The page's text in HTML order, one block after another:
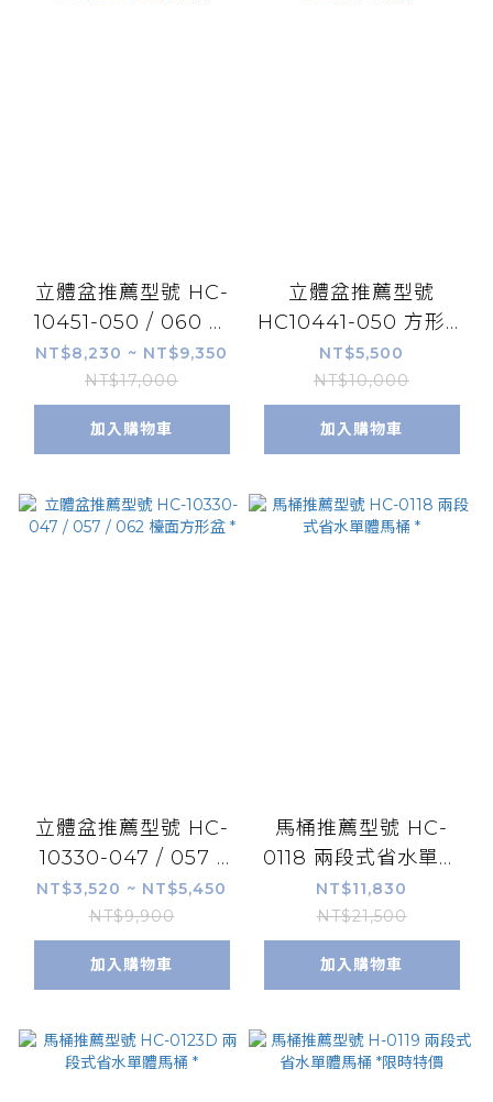
立體盆推薦型號 HC-
10451-050 / 060 檯
面方形盆
NT$8,230 ~ NT$9,350
NT$17,000
加入購物車
立體盆推薦型號
HC10441-050 方形半
嵌盆 *
NT$5,500
NT$10,000
加入購物車
立體盆推薦型號 HC-
10330-047 / 057 /
062 檯面方形盆 *
NT$3,520 ~ NT$5,450
NT$9,900
加入購物車
馬桶推薦型號 HC-
0118 兩段式省水單體
馬桶 *
NT$11,830
NT$21,500
加入購物車